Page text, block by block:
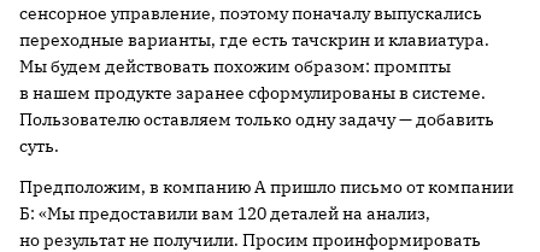
сенсорное управление, поэтому поначалу выпускались
переходные варианты, где есть тачскрин и клавиатура.
Мы будем действовать похожим образом: промпты
в нашем продукте заранее сформулированы в системе.
Пользователю оставляем только одну задачу — добавить
суть.
Предположим, в компанию А пришло письмо от компании
Б: «Мы предоставили вам 120 деталей на анализ,
но результат не получили. Просим проинформировать